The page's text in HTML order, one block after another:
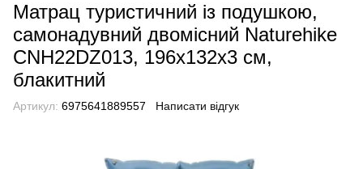
Матрац туристичний із подушкою,
самонадувний двомісний Naturehike
CNH22DZ013, 196x132x3 см,
блакитний
Артикул: 6975641889557 Написати відгук